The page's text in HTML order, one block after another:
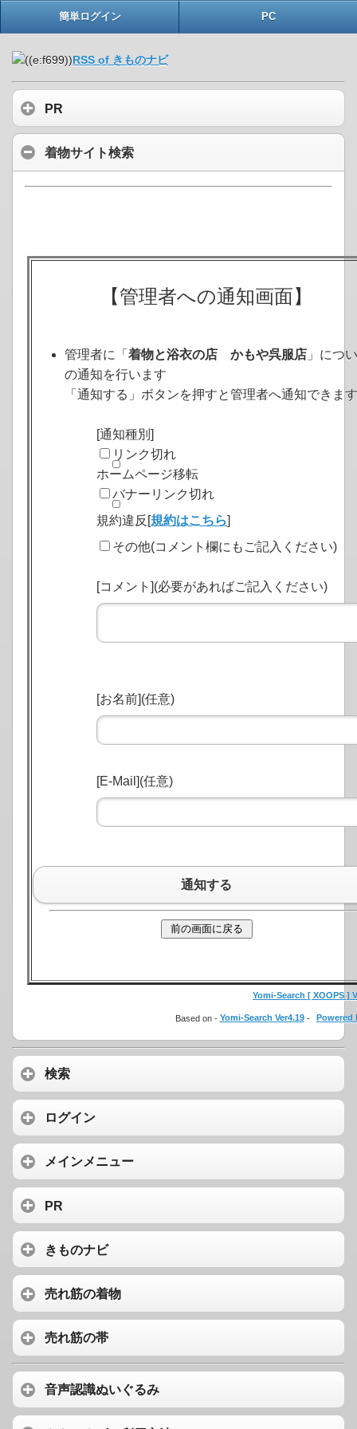
簡単ログイン PC
RSS of きものナビ
PR
着物サイト検索
【管理者への通知画面】
管理者に「 着物と浴衣の店 かもや呉服店 」につ
の通知を行います
「通知する」ボタンを押すと管理者へ通知できます
[通知種別]
リンク切れ
ホームページ移転
バナーリンク切れ
規約違反[規約はこちら]
その他(コメント欄にもご記入ください)
[コメント](必要があればご記入ください)
[お名前](任意)
[E-Mail](任意)
通知する
Yomi-Search [ XOOPS ]
Based on - Yomi-Search Ver4.19- Powered
検索
ログイン
メインメニュー
PR
きものナビ
売れ筋の着物
売れ筋の帯
音声認識ぬいぐるみ